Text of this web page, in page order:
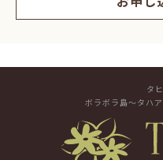
タ
ボラボラ島～タハ